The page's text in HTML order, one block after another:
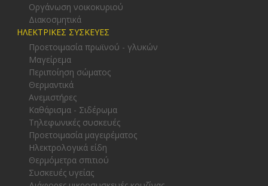
Οργάνωση νοικοκυριού
Διακοσμητικά
ΗΛΕΚΤΡΙΚΕΣ ΣΥΣΚΕΥΕΣ
Προετοιμασία πρωϊνού - γλυκών
Μαγείρεμα
Περιποίηση σώματος
Θερμαντικά
Ανεμιστήρες
Καθάρισμα - Σιδέρωμα
Τηλεφωνικές συσκευές
Προετοιμασία μαγειρέματος
Ηλεκτρολογικά είδη
Θερμόμετρα σπιτιού
Συσκευές υγείας